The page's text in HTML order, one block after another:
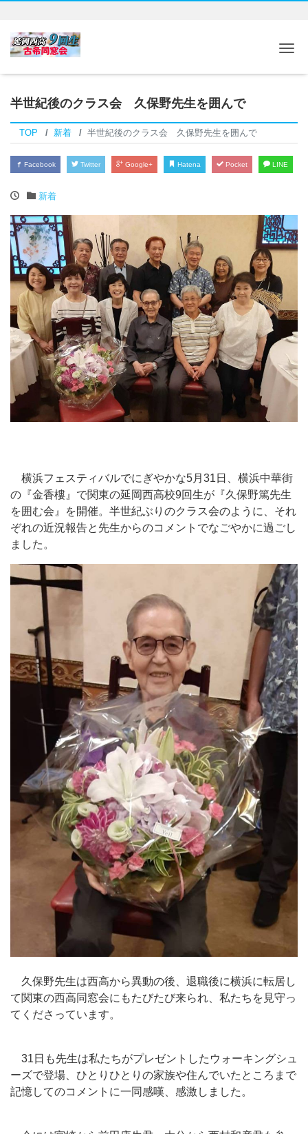
半世紀後のクラス会 久保野先生を囲んで
TOP 新着 半世紀後のクラス会 久保野先生を囲んで
Facebook Twitter Google+ Hatena Pocket LINE
新着
横浜フェスティバルでにぎやかな5月31日、横浜中華街
の『金香樓』で関東の延岡西高校9回生が『久保野篤先生
を囲む会』を開催。半世紀ぶりのクラス会のように、それ
ぞれの近況報告と先生からのコメントでなごやかに過ごし
ました。
久保野先生は西高から異動の後、退職後に横浜に転居し
て関東の西高同窓会にもたびたび来られ、私たちを見守っ
てくださっています。
31日も先生は私たちがプレゼントしたウォーキングシュ
ーズで登場、ひとりひとりの家族や住んでいたところまで
記憶してのコメントに一同感嘆、感激しました。